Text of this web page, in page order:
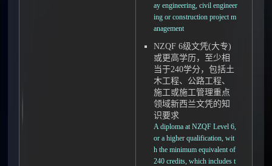
ay engineering, civil engineer
ing or construction project m
anagement
NZQF 6级文凭(大专)
或更高学历，至少相
当于240学分，包括土
木工程、公路工程、
施工或施工管理重点
领域新西兰文凭的知
识要求
A diploma at NZQF Level 6,
or a higher qualification, wit
h the minimum equivalent of
240 credits, which includes t